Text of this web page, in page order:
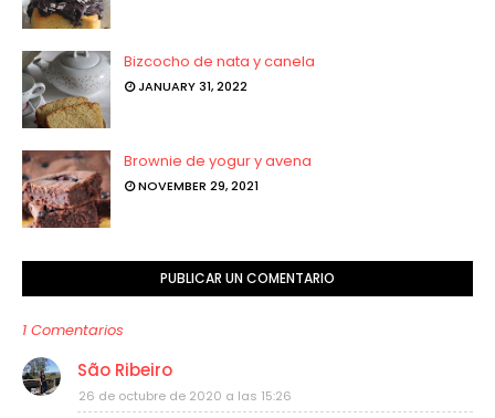
Bizcocho de nata y canela
JANUARY 31, 2022
Brownie de yogur y avena
NOVEMBER 29, 2021
PUBLICAR UN COMENTARIO
1 Comentarios
São Ribeiro
26 de octubre de 2020 a las 15:26